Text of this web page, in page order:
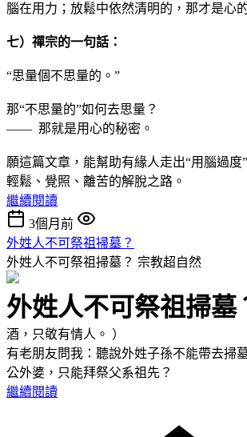
腦在用力；放鬆中依然清明的，那才是心
七）禪宗的一句話：
“思量個不思量的。”
那“不思量的”如何去思量？
—— 那就是用心的秘密。
願這篇文章，能幫助有緣人走出“用腦過度
輕鬆、覺照、離苦的解脫之路。
繼續閱讀
3個月前
外姓人不可祭祖掃墓？
外姓人不可祭祖掃墓？ 宗教超自然
外姓人不可祭祖掃墓
酒，只敬有情人。 ）
有老朋友問我：聽說外姓子孫不能帶去掃
公外婆，只能拜祭父系祖先？
繼續閱讀